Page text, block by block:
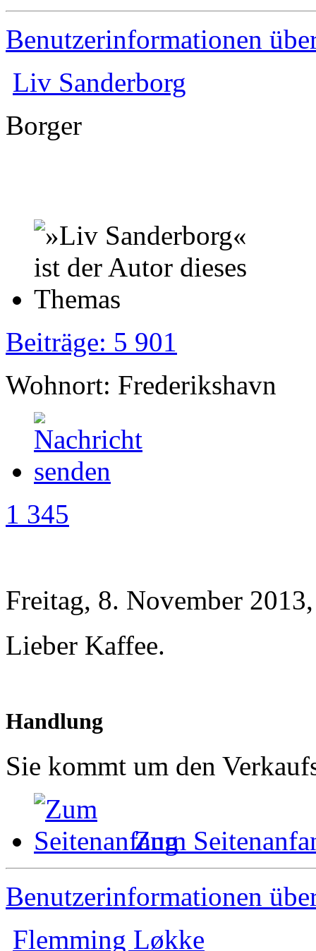
Benutzerinformationen
Liv Sanderborg
Borger
Beiträge: 5 901
Wohnort: Frederikshavn
1 345
Freitag, 8. November
Lieber Kaffee.
Handlung
Sie kommt um den
Zum
Benutzerinformationen
Flemming Løkke